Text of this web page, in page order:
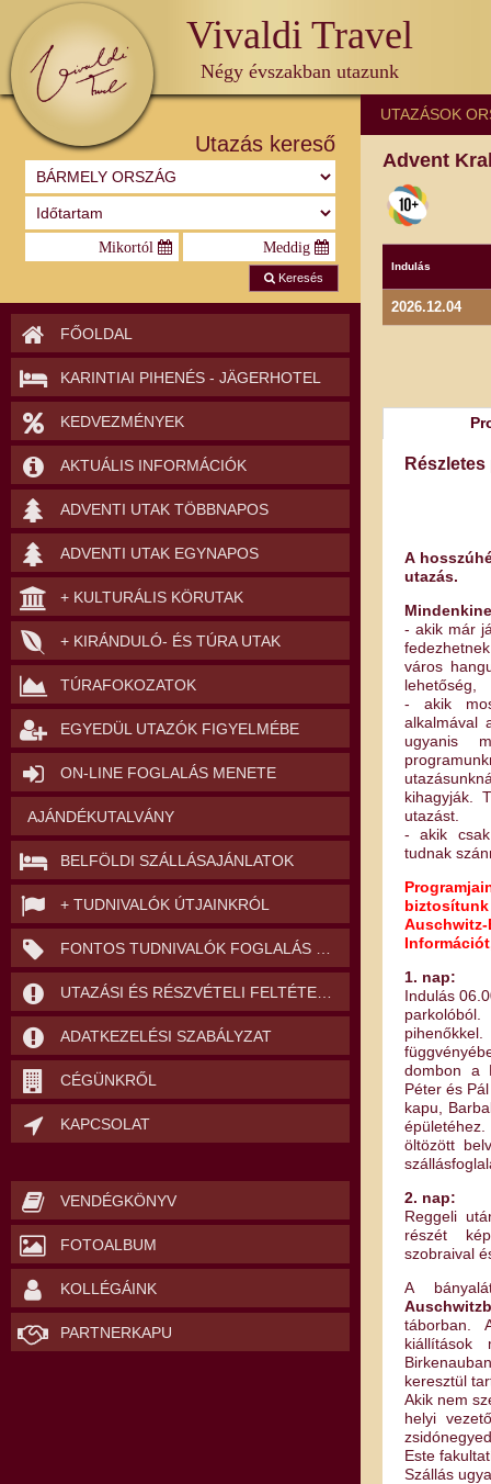
Vivaldi Travel
Négy évszakban utazunk
Utazás kereső
Keresés
FŐOLDAL
KARINTIAI PIHENÉS - JÄGERHOTEL
KEDVEZMÉNYEK
AKTUÁLIS INFORMÁCIÓK
ADVENTI UTAK TÖBBNAPOS
ADVENTI UTAK EGYNAPOS
+ KULTURÁLIS KÖRUTAK
+ KIRÁNDULÓ- ÉS TÚRA UTAK
TÚRAFOKOZATOK
EGYEDÜL UTAZÓK FIGYELMÉBE
ON-LINE FOGLALÁS MENETE
AJÁNDÉKUTALVÁNY
BELFÖLDI SZÁLLÁSAJÁNLATOK
+ TUDNIVALÓK ÚTJAINKRÓL
ADATKEZELÉSI SZABÁLYZAT
CÉGÜNKRŐL
KAPCSOLAT
VENDÉGKÖNYV
FOTOALBUM
KOLLÉGÁINK
PARTNERKAPU
UTAZÁSOK
Advent
Indulás
2026.12.04
A
utazás.
- akik már
város
lehetőség,
- akik
alkalmával
ugyanis
kihagyják.
utazást.
- akik csak
tudnak
1. nap:
Indulás
dombon a
Péter és
kapu,
öltözött
2. nap:
Reggeli
részét
szobraival
A
táborban.
kiállítások
keresztül
Akik nem
helyi
Este
Szállás